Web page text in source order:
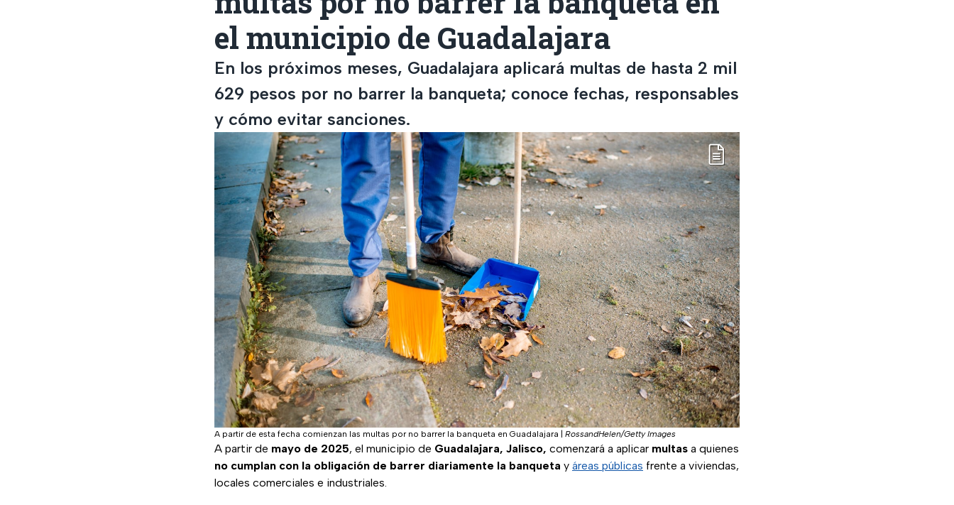
el municipio de Guadalajara
En los próximos meses, Guadalajara aplicará multas de hasta 2 mil
629 pesos por no barrer la banqueta; conoce fechas, responsables
y cómo evitar sanciones.
A partir de esta fecha comienzan las multas por no barrer la banqueta en Guadalajara RossandHelen/Getty Images
A partir de mayo de 2025, el municipio de Guadalajara, Jalisco, comenzará a aplicar multas a quienes
no cumplan con la obligación de barrer diariamente la banqueta y áreas públicas frente a viviendas,
locales comerciales e industriales.